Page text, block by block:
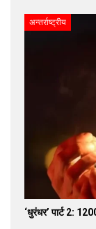
अन्तर्राष्ट्रीय
‘धुरंधर’ पार्ट 2: